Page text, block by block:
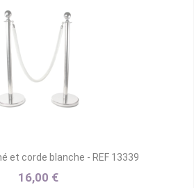
et corde blanche - REF 13339
16,00 €